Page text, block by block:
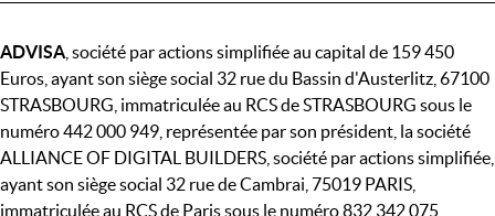
ADVISA , société par actions simplifiée au capital de 159 450
Euros, ayant son siège social 32 rue du Bassin d'Austerlitz, 67100
STRASBOURG, immatriculée au RCS de STRASBOURG sous le
numéro 442 000 949, représentée par son président, la société
ALLIANCE OF DIGITAL BUILDERS, société par actions simplifiée,
ayant son siège social 32 rue de Cambrai, 75019 PARIS,
immatriculée au RCS de Paris sous le numéro 832 342 075